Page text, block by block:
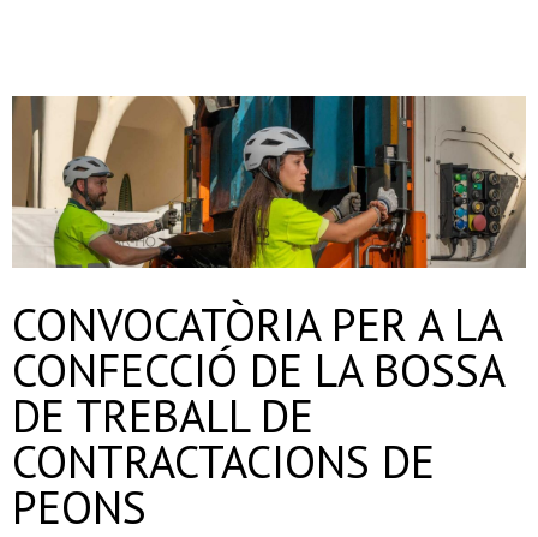
CONVOCATÒRIA PER A LA
CONFECCIÓ DE LA BOSSA
DE TREBALL DE
CONTRACTACIONS DE
PEONS